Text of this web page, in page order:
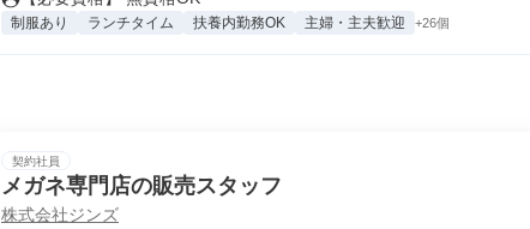
制服あり ランチタイム 扶養内勤務OK 主婦・主夫歓迎 +26個
契約社員
メガネ専門店の販売スタッフ
株式会社ジンズ